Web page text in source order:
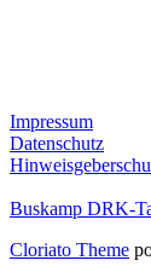
Impressum
Datenschutz
Buskamp DRK-
Cloriato Theme